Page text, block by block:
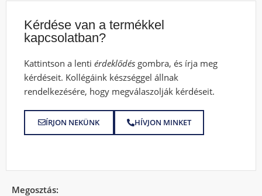
Kérdése van a termékkel
kapcsolatban?
Kattintson a lentiérdeklődés gombra, és írja meg
kérdéseit. Kollégáink készséggel állnak
rendelkezésére, hogy megválaszolják kérdéseit.
ÍRJON NEKÜNK HÍVJON MINKET
Megosztás: